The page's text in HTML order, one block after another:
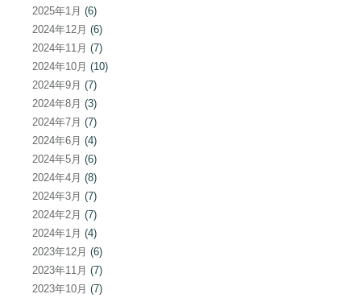
2025年1月 (6)
2024年12月 (6)
2024年11月 (7)
2024年10月 (10)
2024年9月 (7)
2024年8月 (3)
2024年7月 (7)
2024年6月 (4)
2024年5月 (6)
2024年4月 (8)
2024年3月 (7)
2024年2月 (7)
2024年1月 (4)
2023年12月 (6)
2023年11月 (7)
2023年10月 (7)